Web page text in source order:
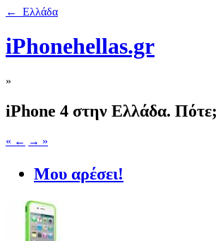
← Ελλάδα
iPhonehellas.gr
»
iPhone 4 στην Ελλάδα.
« ← → »
Μου αρέσει!